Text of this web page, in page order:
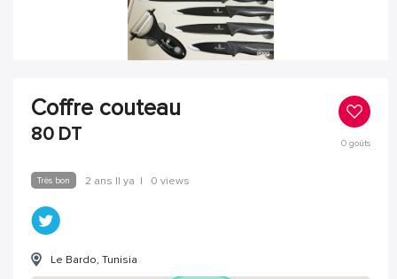
Coffre couteau
80 DT 0goûts
Très bon 2 ans Il ya | 0 views
Le Bardo, Tunisia